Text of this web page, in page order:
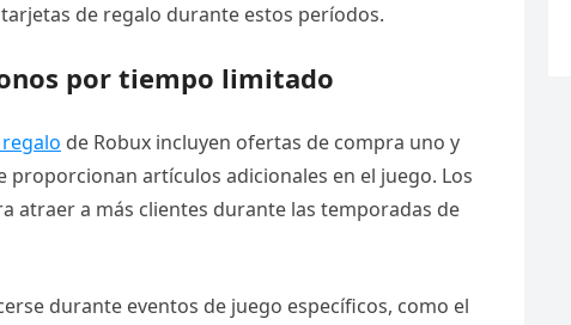
de regalo durante estos períodos.
por tiempo limitado
de Robux incluyen ofertas de compra uno y
artículos adicionales en el juego. Los
atraer a más clientes durante las temporadas de
durante eventos de juego específicos, como el